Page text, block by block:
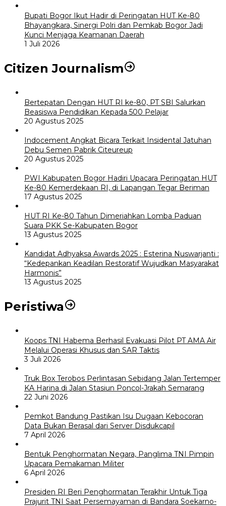
Bupati Bogor Ikut Hadir di Peringatan HUT Ke-80
Bhayangkara, Sinergi Polri dan Pemkab Bogor Jadi
Kunci Menjaga Keamanan Daerah
1 Juli 2026
Citizen Journalism
Bertepatan Dengan HUT RI ke-80, PT SBI Salurkan
Beasiswa Pendidikan Kepada 500 Pelajar
20 Agustus 2025
Indocement Angkat Bicara Terkait Insidental Jatuhan
Debu Semen Pabrik Citeureup
20 Agustus 2025
PWI Kabupaten Bogor Hadiri Upacara Peringatan HUT
Ke-80 Kemerdekaan RI, di Lapangan Tegar Beriman
17 Agustus 2025
HUT RI Ke-80 Tahun Dimeriahkan Lomba Paduan
Suara PKK Se-Kabupaten Bogor
13 Agustus 2025
Kandidat Adhyaksa Awards 2025 : Esterina Nuswarjanti :
“Kedepankan Keadilan Restoratif Wujudkan Masyarakat
Harmonis”
13 Agustus 2025
Peristiwa
Koops TNI Habema Berhasil Evakuasi Pilot PT AMA Air
Melalui Operasi Khusus dan SAR Taktis
3 Juli 2026
Truk Box Terobos Perlintasan Sebidang Jalan Tertemper
KA Harina di Jalan Stasiun Poncol-Jrakah Semarang
22 Juni 2026
Pemkot Bandung Pastikan Isu Dugaan Kebocoran
Data Bukan Berasal dari Server Disdukcapil
7 April 2026
Bentuk Penghormatan Negara, Panglima TNI Pimpin
Upacara Pemakaman Militer
6 April 2026
Presiden RI Beri Penghormatan Terakhir Untuk Tiga
Prajurit TNI Saat Persemayaman di Bandara Soekarno-